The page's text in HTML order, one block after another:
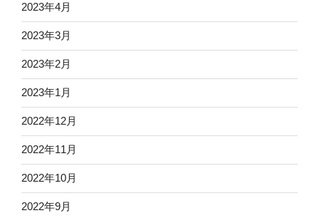
2023年4月
2023年3月
2023年2月
2023年1月
2022年12月
2022年11月
2022年10月
2022年9月